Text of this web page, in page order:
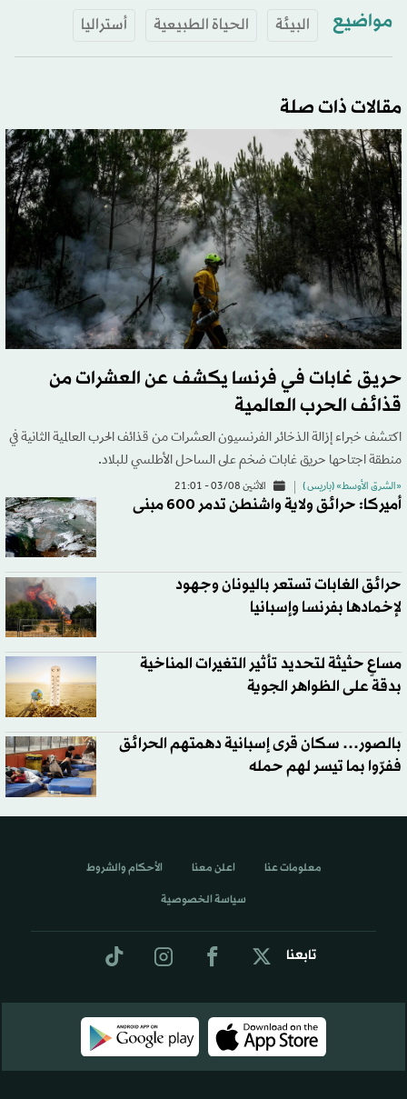
مواضيع البيئة الحياة الطبيعية أستراليا
مقالات ذات صلة
حريق غابات في فرنسا يكشف عن العشرات من
قذائف الحرب العالمية
اكتشف خبراء إزالة الذخائر الفرنسيون العشرات من قذائف الحرب العالمية الثانية في
منطقة اجتاحها حريق غابات ضخم على الساحل الأطلسي للبلاد.
«الشرق الأوسط» (باريس ) الاثنين 03/08 - 21:01
أميركا: حرائق ولاية واشنطن تدمر 600 مبنى
حرائق الغابات تستعر باليونان وجهود
لإخمادها بفرنسا وإسبانيا
مساعٍ حثيثة لتحديد تأثير التغيرات المناخية
بدقة على الظواهر الجوية
بالصور… سكان قرى إسبانية دهمتهم الحرائق
ففرّوا بما تيسر لهم حمله
تابعنا
معلومات عنا اعلن معنا الأحكام والشروط
سياسة الخصوصية